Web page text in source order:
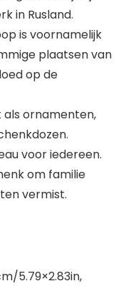
in Rusland.
is voornamelijk
plaatsen van
op de
als ornamenten,
voor iedereen.
om familie
vermist.
5.79×2.83in,